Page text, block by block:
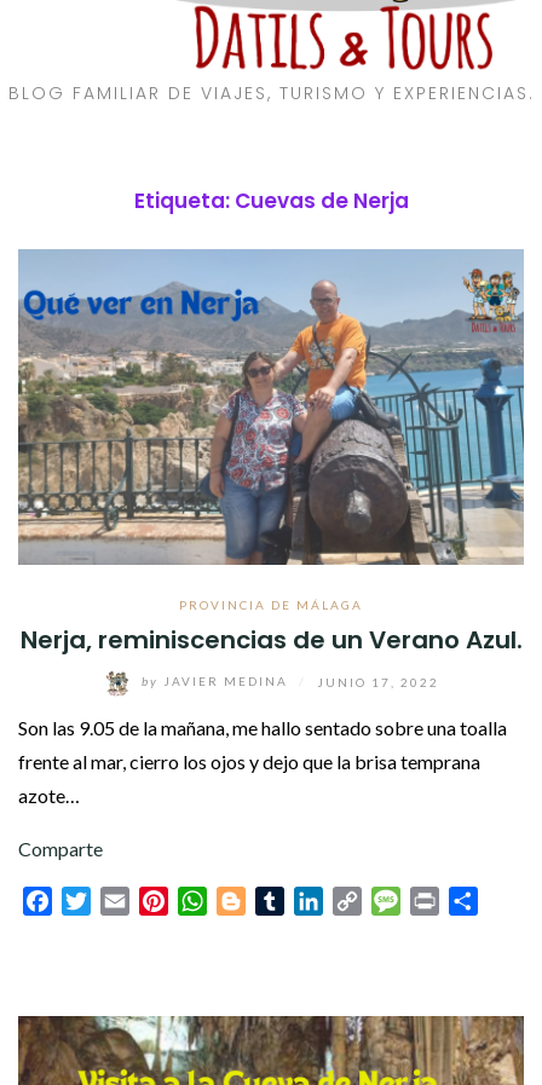
BLOG FAMILIAR DE VIAJES, TURISMO Y EXPERIENCIAS.
Etiqueta: Cuevas de Nerja
PROVINCIA DE MÁLAGA
Nerja, reminiscencias de un Verano Azul.
by JAVIER MEDINA JUNIO 17, 2022
Son las 9.05 de la mañana, me hallo sentado sobre una toalla
frente al mar, cierro los ojos y dejo que la brisa temprana
azote…
Comparte
FacebookTwitterEmail PinterestWhatsAppBloggerTumblrLinkedIn
Copy
Message
Print